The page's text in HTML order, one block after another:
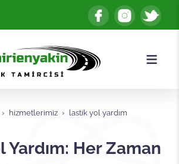
hizmetlerimiz lastik yol yardım
Yardım: Her Zaman